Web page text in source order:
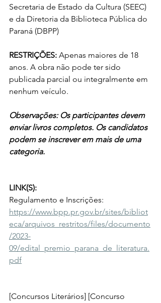
Secretaria de Estado da Cultura (SEEC)
e da Diretoria da Biblioteca Pública do
Paraná (DBPP)
RESTRIÇÕES: Apenas maiores de 18
anos. A obra não pode ter sido
publicada parcial ou integralmente em
nenhum veículo.
Observações: Os participantes devem
enviar livros completos. Os candidatos
podem se inscrever em mais de uma
categoria.
LINK(S):
Regulamento e Inscrições:
https://www.bpp.pr.gov.br/sites/bibliot
eca/arquivos_restritos/files/documento
/2023-
09/edital_premio_parana_de_literatura.
pdf
[Concursos Literários] [Concurso